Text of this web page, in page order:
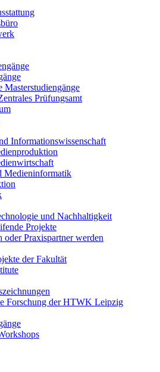
Masterstudiengänge
Prüfungsamt
Informationswissenschaft
Medieninformatik
und Nachhaltigkeit
Projekte
oder Praxispartner werden
der Fakultät
Forschung der HTWK Leipzig